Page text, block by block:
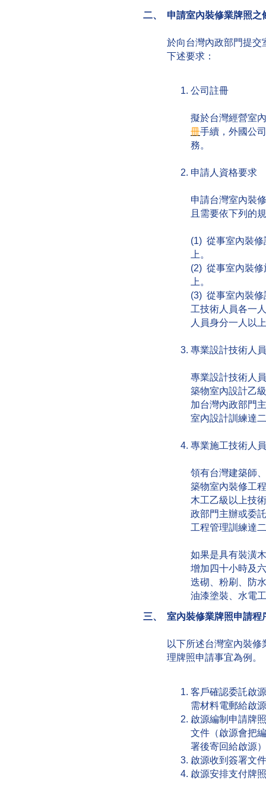
二、 申請室內裝修業牌照之
於向台灣內政部門提交
下述要求：
公司註冊
擬於台灣經營室
冊手續，外國公
務。
申請人資格要求
申請台灣室內裝
且需要依下列的
(1) 從事室內裝
上。
(2) 從事室內裝
上。
(3) 從事室內裝
工技術人員各一
人員身分一人以
專業設計技術人
專業設計技術人
築物室內設計乙
加台灣內政部門
室內設計訓練達
專業施工技術人
領有台灣建築師
築物室內裝修工
木工乙級以上技
政部門主辦或委
工程管理訓練達
如果是具有裝潢
增加四十小時及
迭砌、粉刷、防
油漆塗裝、水電
三、 室內裝修業牌照申請程
以下所述台灣室內裝
理牌照申請事宜為例。
客戶確認委託啟
需材料電郵給啟
啟源編制申請牌
文件（啟源會把
署後寄回給啟源
啟源收到簽署文
啟源安排支付牌